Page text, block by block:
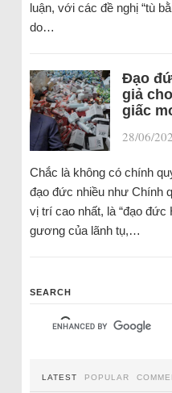
luận, với các đề nghị “tù
do…
Đạo
giả
giấc
28/06/
Chắc là không có chính
đạo đức nhiều như Chính
vị trí cao nhất, là “đạo đức
gương của lãnh tụ,…
SEARCH
LATEST POPULAR